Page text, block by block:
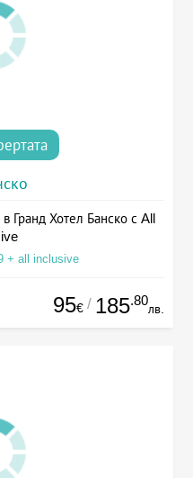
Гранд Хотел Банско с All
+ all inclusive
95€ / 185.80
лв.